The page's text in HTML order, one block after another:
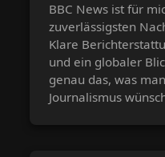
BBC News ist für
zuverlässigsten
Klare
und ein globaler
genau das, was
Journalismus